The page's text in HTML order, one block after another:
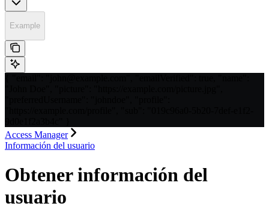
Example
Access Manager
Información del usuario
Obtener información del
usuario